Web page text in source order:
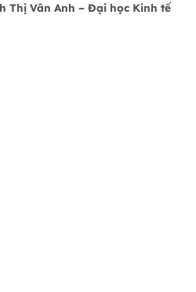
Thị Vân Anh – Đại học Kinh tế